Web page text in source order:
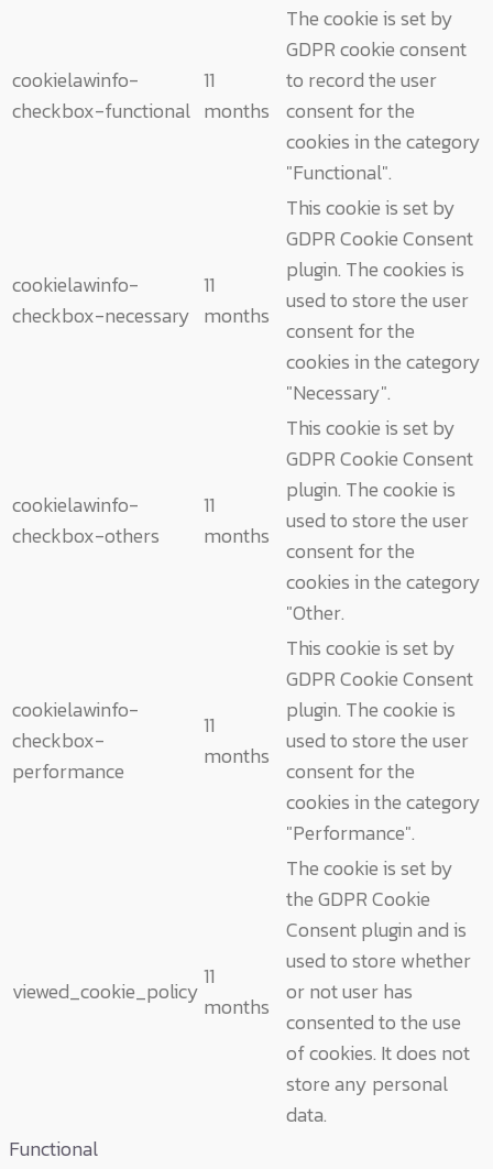
cookielawinfo-
checkbox-functional
11
months
The cookie is set by
GDPR cookie consent
to record the user
consent for the
cookies in the category
"Functional".
cookielawinfo-
checkbox-necessary
11
months
This cookie is set by
GDPR Cookie Consent
plugin. The cookies is
used to store the user
consent for the
cookies in the category
"Necessary".
cookielawinfo-
checkbox-others
11
months
This cookie is set by
GDPR Cookie Consent
plugin. The cookie is
used to store the user
consent for the
cookies in the category
"Other.
cookielawinfo-
checkbox-
performance
11
months
This cookie is set by
GDPR Cookie Consent
plugin. The cookie is
used to store the user
consent for the
cookies in the category
"Performance".
viewed_cookie_policy
11
months
The cookie is set by
the GDPR Cookie
Consent plugin and is
used to store whether
or not user has
consented to the use
of cookies. It does not
store any personal
data.
Functional